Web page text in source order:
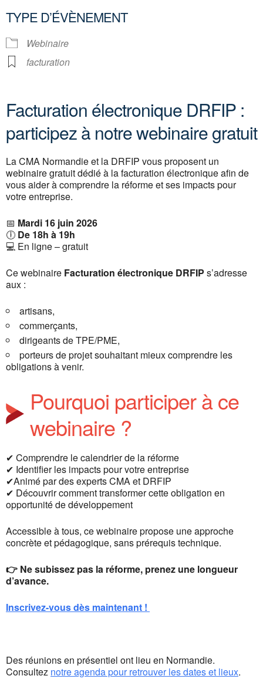
TYPE D’ÉVÈNEMENT
Webinaire
facturation
Facturation électronique DRFIP :
participez à notre webinaire gratuit
La CMA Normandie et la DRFIP vous proposent un
webinaire gratuit dédié à la facturation électronique afin de
vous aider à comprendre la réforme et ses impacts pour
votre entreprise.
📅 Mardi 16 juin 2026
🕕 De 18h à 19h
💻 En ligne – gratuit
Ce webinaire Facturation électronique DRFIP s’adresse
aux :
artisans,
commerçants,
dirigeants de TPE/PME,
porteurs de projet souhaitant mieux comprendre les
obligations à venir.
Pourquoi participer à ce
webinaire ?
✔ Comprendre le calendrier de la réforme
✔ Identifier les impacts pour votre entreprise
✔Animé par des experts CMA et DRFIP
✔ Découvrir comment transformer cette obligation en
opportunité de développement
Accessible à tous, ce webinaire propose une approche
concrète et pédagogique, sans prérequis technique.
👉 Ne subissez pas la réforme, prenez une longueur
d’avance.
Inscrivez-vous dès maintenant !
Des réunions en présentiel ont lieu en Normandie.
Consultez notre agenda pour retrouver les dates et lieux.